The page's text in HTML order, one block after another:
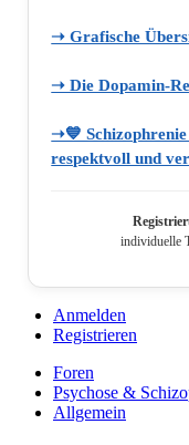
➝ Grafische
➝ Die
➝💙
respektvoll und
individuelle
Anmelden
Registrieren
Foren
Psychose &
Allgemein